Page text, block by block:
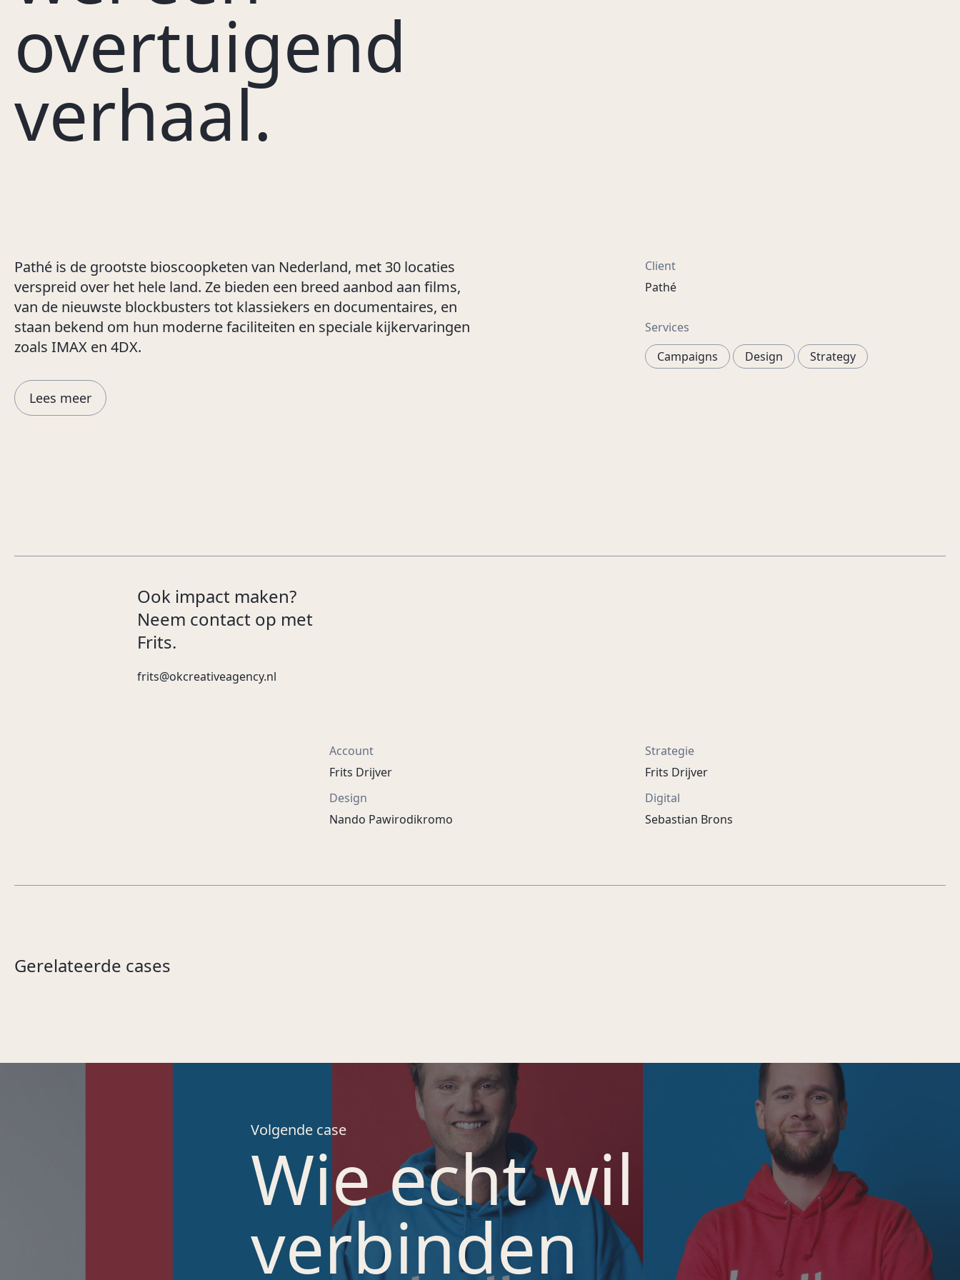
overtuigend
verhaal.
Pathé is de grootste bioscoopketen van Nederland, met 30 locaties
verspreid over het hele land. Ze bieden een breed aanbod aan films,
van de nieuwste blockbusters tot klassiekers en documentaires, en
staan bekend om hun moderne faciliteiten en speciale kijkervaringen
zoals IMAX en 4DX.
Lees meer
Client
Pathé
Services
Campaigns
Design Strategy
Ook impact maken?
Neem contact op met
Frits.
frits@okcreativeagency.nl
Account
Frits Drijver
Strategie
Frits Drijver
Design
Nando Pawirodikromo
Digital
Sebastian Brons
Gerelateerde cases
Het mooiste over de
Volgende case
Wie echt wil
verbinden